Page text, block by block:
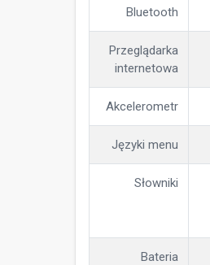
Bluetooth
Przeglądarka
internetowa
Akcelerometr
Języki menu
Słowniki
Bateria